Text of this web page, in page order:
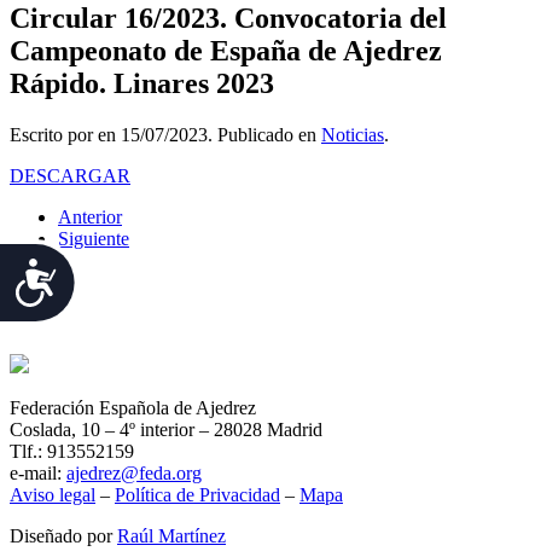
Accesibilidad
Circular 16/2023. Convocatoria del
Campeonato de España de Ajedrez
Rápido. Linares 2023
Escrito poren 15/07/2023. Publicado en Noticias.
DESCARGAR
Anterior
Siguiente
Federación Española de Ajedrez
Coslada, 10 – 4º interior – 28028 Madrid
Tlf.: 913552159
e-mail: ajedrez@feda.org
Aviso legal – Política de Privacidad – Mapa
Diseñado porRaúl Martínez